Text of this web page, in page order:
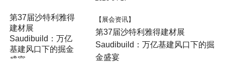
【展会资讯】
第37届沙特利雅得建材展
Saudibuild：万亿基建风口下的掘
金盛宴